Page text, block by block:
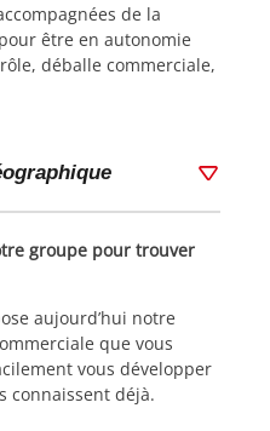
de la
être en autonomie
déballe commerciale,
groupe pour trouver
aujourd’hui notre
que vous
vous développer
connaissent déjà.